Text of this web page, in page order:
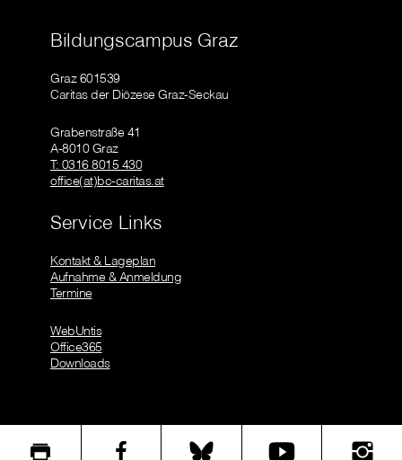
Bildungscampus Graz
Graz 601539
Caritas der Diözese Graz-Seckau
Grabenstraße 41
A-8010 Graz
T: 0316 8015 430
office(at)bc-caritas.at
Service Links
Kontakt & Lageplan
Aufnahme & Anmeldung
Termine
WebUntis
Office365
Downloads